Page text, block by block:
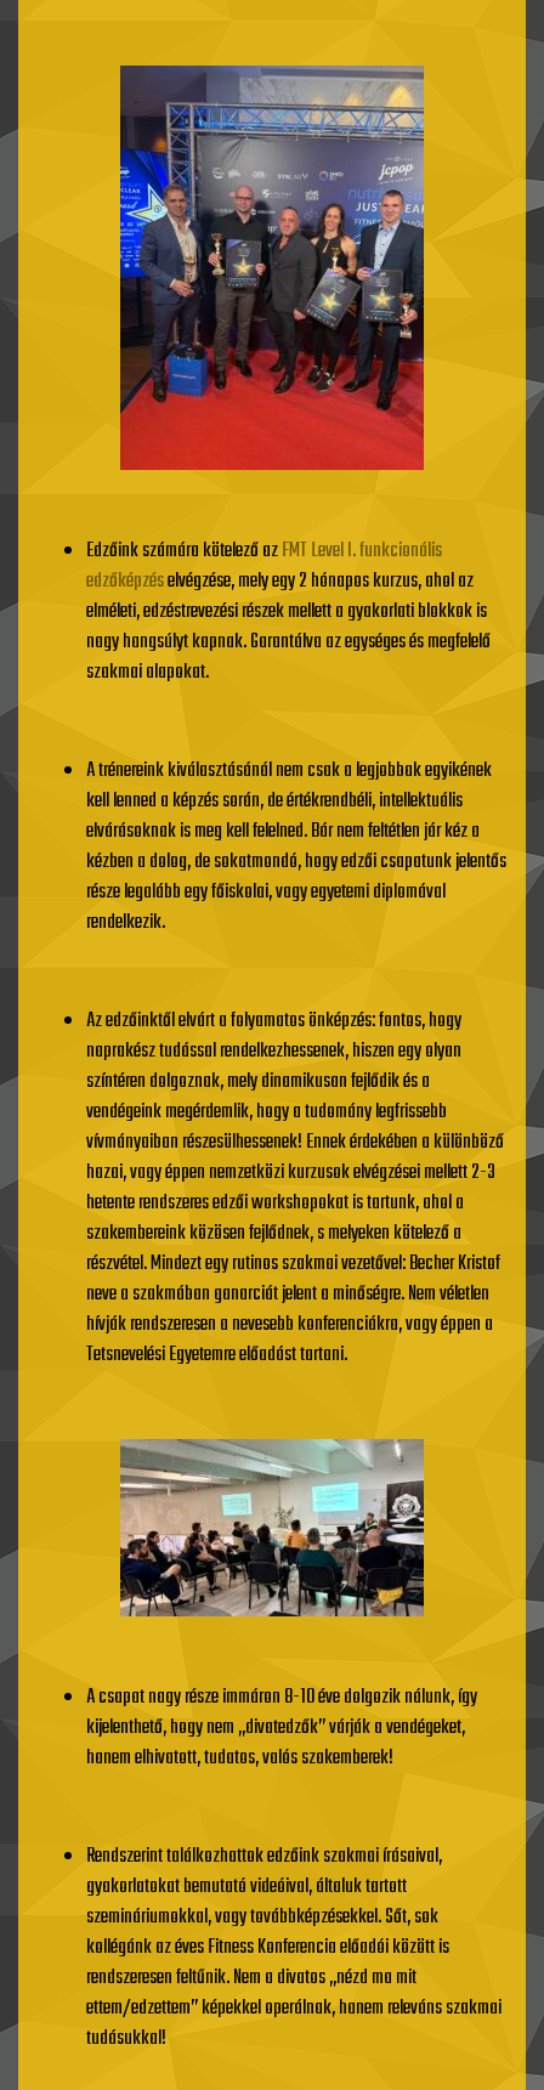
Edzőink számára kötelező azFMT Level I. funkcionális
edzőképzéselvégzése, mely egy 2 hónapos kurzus, ahol az
elméleti, edzéstrevezési részek mellett a gyakorlati blokkok is
nagy hangsúlyt kapnak. Garantálva az egységes és megfelelő
szakmai alapokat.
A trénereink kiválasztásánál nem csak a legjobbak egyikének
kell lenned a képzés során, de értékrendbéli, intellektuális
elvárásoknak is meg kell felelned. Bár nem feltétlen jár kéz a
kézben a dolog, de sokatmondó, hogy edzői csapatunk jelentős
része legalább egy főiskolai, vagy egyetemi diplomával
rendelkezik.
Az edzőinktől elvárt a folyamatos önképzés: fontos, hogy
naprakész tudással rendelkezhessenek, hiszen egy olyan
színtéren dolgoznak, mely dinamikusan fejlődik és a
vendégeink megérdemlik, hogy a tudomány legfrissebb
vívmányaiban részesülhessenek! Ennek érdekében a különböző
hazai, vagy éppen nemzetközi kurzusok elvégzései mellett 2-3
hetente rendszeres edzői workshopokat is tartunk, ahol a
szakembereink közösen fejlődnek, s melyeken kötelező a
részvétel. Mindezt egy rutinos szakmai vezetővel: Becher Kristof
neve a szakmában ganarciát jelent a minőségre. Nem véletlen
hívják rendszeresen a nevesebb konferenciákra, vagy éppen a
Tetsnevelési Egyetemre előadást tartani.
A csapat nagy része immáron 8-10 éve dolgozik nálunk, így
kijelenthető, hogy nem „divatedzők” várják a vendégeket,
hanem elhivatott, tudatos, valós szakemberek!
Rendszerint találkozhattok edzőink szakmai írásaival,
gyakorlatokat bemutató videóival, általuk tartott
szemináriumokkal, vagy továbbképzésekkel. Sőt, sok
kollégánk az éves Fitness Konferencia előadói között is
rendszeresen feltűnik. Nem a divatos „nézd ma mit
ettem/edzettem” képekkel operálnak, hanem releváns szakmai
tudásukkal!